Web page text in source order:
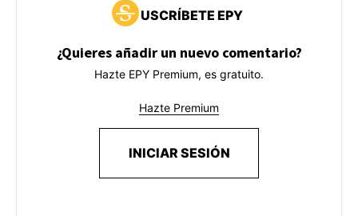
USCRÍBETE EPY
¿Quieres añadir un nuevo comentario?
Hazte EPY Premium, es gratuito.
Hazte Premium
INICIAR SESIÓN